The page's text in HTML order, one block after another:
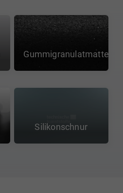
Gummigranulatmatten
Silikonschnur